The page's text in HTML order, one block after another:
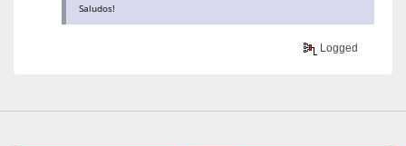
Saludos!
Logged